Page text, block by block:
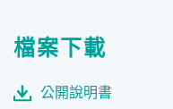
檔案下載
公開說明書